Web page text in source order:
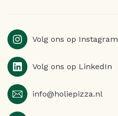
Volg ons op Instagram
Volg ons op LinkedIn
info@holiepizza.nl